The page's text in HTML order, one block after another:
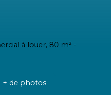
+ de photos